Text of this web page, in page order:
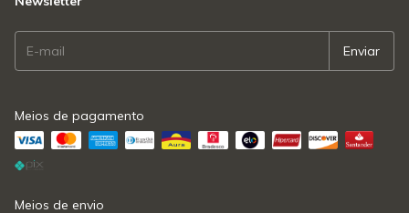
Meios de pagamento
Meios de envio